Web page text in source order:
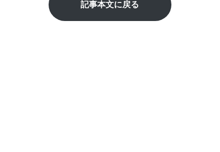
記事本文に戻る